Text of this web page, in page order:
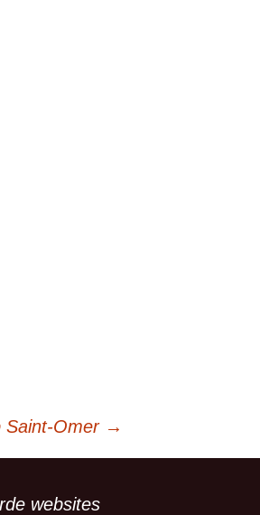
Saint-Omer →
websites